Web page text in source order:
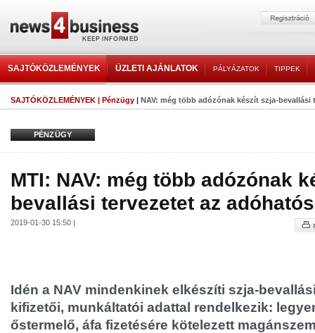
SAJTÓKÖZLEMÉNYEK ÜZLETI AJÁNLATOK PÁLYÁZATOK TIPPEK
SAJTÓKÖZLEMÉNYEK | Pénzügy | NAV: még több adózónak készít szja-bevallási
PÉNZÜGY
MTI: NAV: még több adózónak
bevallási tervezetet az
2019-01-30 15:50 |
Idén a NAV mindenkinek elkészíti szja-
kifizetői, munkáltatói adattal rendelkezik:
őstermelő, áfa fizetésére kötelezett